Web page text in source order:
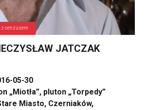
cenzusem
JATCZAK
05-30
„Miotła”, pluton „Torpedy”
Miasto, Czerniaków,